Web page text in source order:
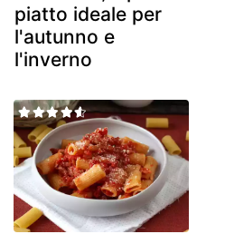
piatto ideale per
l'autunno e
l'inverno